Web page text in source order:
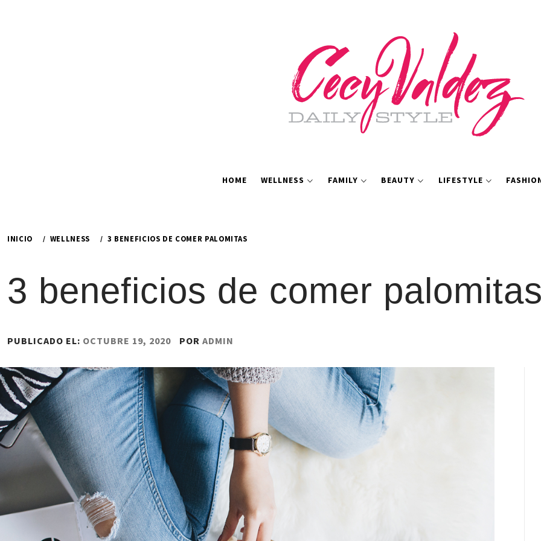
HOME WELLNESS FAMILY BEAUTY LIFESTYLE
INICIO WELLNESS 3 BENEFICIOS DE COMER PALOMITAS
3 beneficios de comer
PUBLICADO EL: OCTUBRE 19, 2020 POR ADMIN